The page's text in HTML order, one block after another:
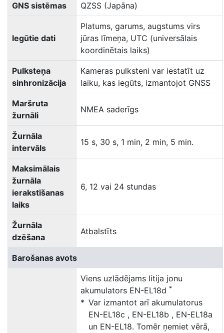
GNS sistēmas
QZSS (Japāna)
Iegūtie dati
Platums, garums, augstums virs
jūras līmeņa, UTC (universālais
koordinētais laiks)
Pulksteņa
sinhronizācija
Kameras pulksteni var iestatīt uz
laiku, kas iegūts, izmantojot GNSS
Maršruta
žurnāli
NMEA saderīgs
Žurnāla
intervāls
15 s, 30 s, 1 min, 2 min, 5 min.
Maksimālais
žurnāla
ierakstīšanas
laiks
6, 12 vai 24 stundas
Žurnāla
dzēšana
Atbalstīts
Barošanas avots
Viens uzlādējams litija jonu
akumulators EN-EL18d *
Var izmantot arī akumulatorus
EN-EL18c , EN-EL18b , EN-EL18a
un EN-EL18. Tomēr ņemiet vērā,